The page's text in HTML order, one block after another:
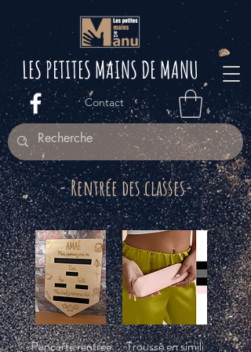
LES PETITES MAINS DE MANU
Contact
- Rentrée des classes-
Pancarte rentrée
Trousse en simili